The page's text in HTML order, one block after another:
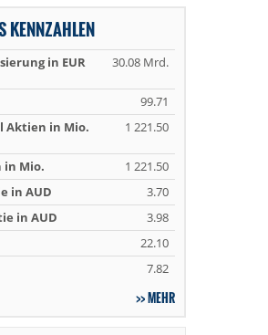
KENNZAHLEN
in EUR 30.08 Mrd.
99.71
Aktien in Mio.
1 221.50
in Mio.
1 221.50
in AUD
3.70
in AUD
3.98
22.10
7.82
MEHR